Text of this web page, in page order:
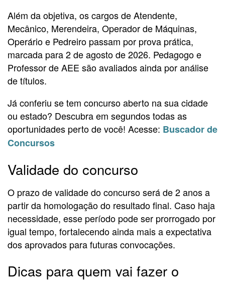
Além da objetiva, os cargos de Atendente,
Mecânico, Merendeira, Operador de Máquinas,
Operário e Pedreiro passam por prova prática,
marcada para 2 de agosto de 2026. Pedagogo e
Professor de AEE são avaliados ainda por análise
de títulos.
Já conferiu se tem concurso aberto na sua cidade
ou estado? Descubra em segundos todas as
oportunidades perto de você! Acesse: Buscador de
Concursos
Validade do concurso
O prazo de validade do concurso será de 2 anos a
partir da homologação do resultado final. Caso haja
necessidade, esse período pode ser prorrogado por
igual tempo, fortalecendo ainda mais a expectativa
dos aprovados para futuras convocações.
Dicas para quem vai fazer o